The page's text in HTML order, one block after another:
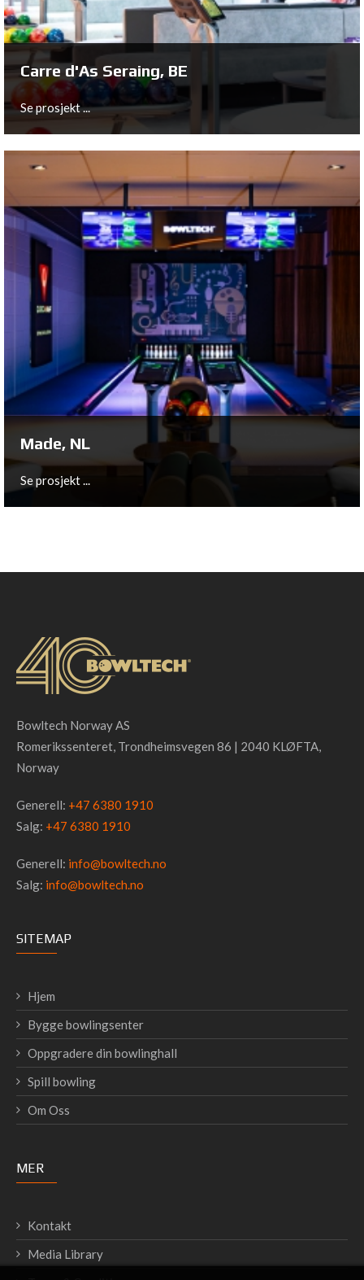
Carre d'As Seraing, BE
Se prosjekt ...
Carre d'As Seraing, BE
Se prosjekt ...
Made, NL
Se prosjekt ...
Bowltech Norway AS
Romerikssenteret, Trondheimsvegen 86 | 2040 KLØFTA,
Norway
Generell: +47 6380 1910
Salg: +47 6380 1910
Generell: info@bowltech.no
Salg: info@bowltech.no
SITEMAP
Hjem
Bygge bowlingsenter
Oppgradere din bowlinghall
Spill bowling
Om Oss
MER
Kontakt
Media Library